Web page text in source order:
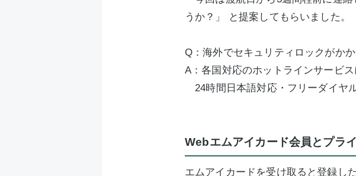
うか？」 と提案してもらいました。
Q：海外でセキュリティロックがか
A：各国対応のホットラインサービス
24時間日本語対応・フリーダイヤ
Webエムアイカード会員とプラ
エムアイカードを受け取ると登録し